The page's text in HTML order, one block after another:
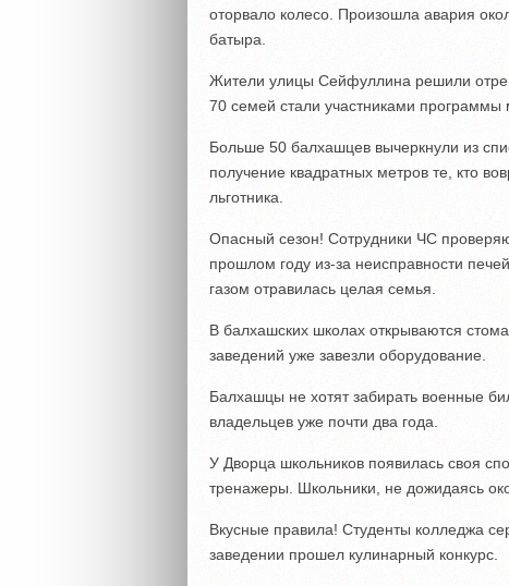
оторвало колесо. Произошла авария
батыра.
Жители улицы Сейфуллина решили
70 семей стали участниками
Больше 50 балхашцев вычеркнули из
получение квадратных метров те, кто
льготника.
Опасный сезон! Сотрудники ЧС
прошлом году из-за неисправности
газом отравилась целая семья.
В балхашских школах открываются
заведений уже завезли оборудование.
Балхашцы не хотят забирать военные
владельцев уже почти два года.
У Дворца школьников появилась своя
тренажеры. Школьники, не дожидаясь
Вкусные правила! Студенты колледжа
заведении прошел кулинарный конкурс.